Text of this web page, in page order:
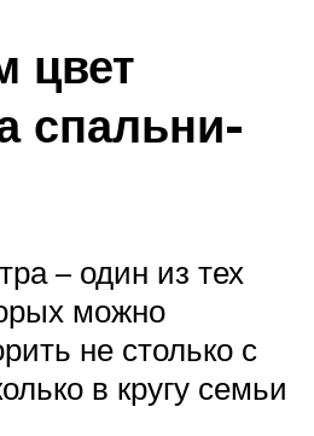
цвет
спальни-
– один из тех
можно
не столько с
в кругу семьи